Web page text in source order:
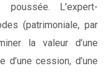
L’expert-
(patrimoniale, par
la valeur d’une
cession, d’une